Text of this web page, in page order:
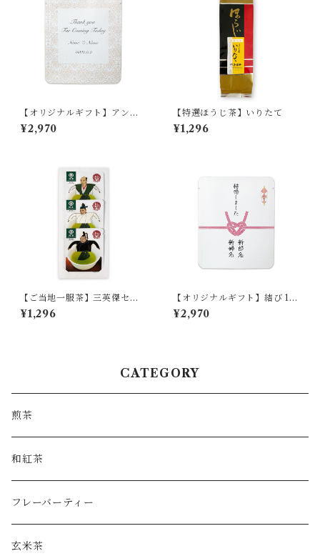
【オリジナルギフト】アンテ
ィーク 10袋セット
¥2,970
【特選ほうじ茶】いりたて
¥1,296
【ご当地一服茶】三英傑セッ
ト
¥1,296
【オリジナルギフト】結び 10
袋セット
¥2,970
CATEGORY
煎茶
和紅茶
フレーバーティー
玄米茶